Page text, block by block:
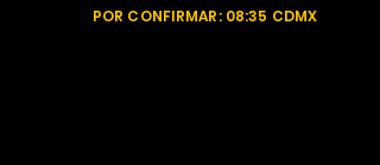
«Clásicas». El concepto se
POR CONFIRMAR: 08:35 CDMX